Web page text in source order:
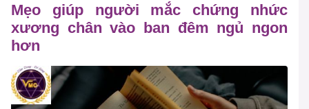
Mẹo giúp người mắc chứng nhức
xương chân vào ban đêm ngủ ngon
hơn